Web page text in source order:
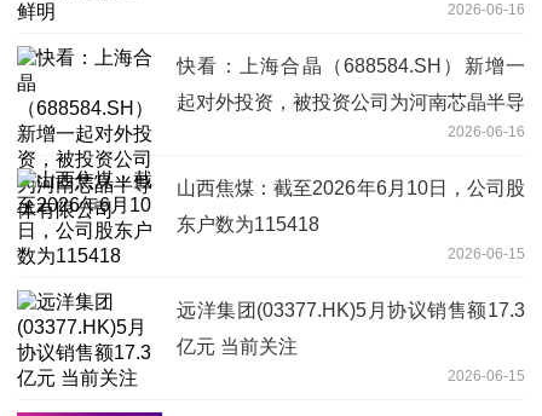
2026-06-16
快看：上海合晶（688584.SH）新增一
起对外投资，被投资公司为河南芯晶半导
2026-06-16
山西焦煤：截至2026年6月10日，公司股
东户数为115418
2026-06-15
远洋集团(03377.HK)5月协议销售额17.3
亿元 当前关注
2026-06-15